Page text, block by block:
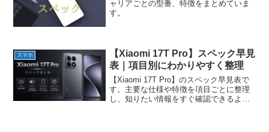
ャリアごとの型番、特徴をまとめていま
す。
スマホ
【Xiaomi 17T Pro】スペック早見
表｜項目別にわかりやすく整理
【Xiaomi 17T Pro】のスペック早見表で
す。主要な仕様や特徴を項目ごとに整理
し、知りたい情報をすぐ確認できるよう